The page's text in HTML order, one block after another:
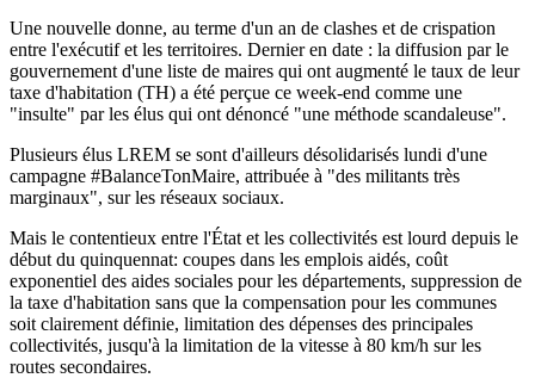
Une nouvelle donne, au terme d'un an de clashes et de crispation
entre l'exécutif et les territoires. Dernier en date : la diffusion par le
gouvernement d'une liste de maires qui ont augmenté le taux de leur
taxe d'habitation (TH) a été perçue ce week-end comme une
"insulte" par les élus qui ont dénoncé "une méthode scandaleuse".
Plusieurs élus LREM se sont d'ailleurs désolidarisés lundi d'une
campagne #BalanceTonMaire, attribuée à "des militants très
marginaux", sur les réseaux sociaux.
Mais le contentieux entre l'État et les collectivités est lourd depuis le
début du quinquennat: coupes dans les emplois aidés, coût
exponentiel des aides sociales pour les départements, suppression de
la taxe d'habitation sans que la compensation pour les communes
soit clairement définie, limitation des dépenses des principales
collectivités, jusqu'à la limitation de la vitesse à 80 km/h sur les
routes secondaires.